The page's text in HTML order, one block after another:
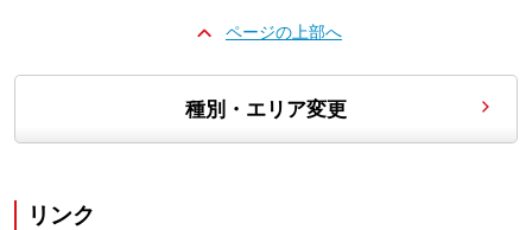
ページの上部へ
種別・エリア変更
リンク